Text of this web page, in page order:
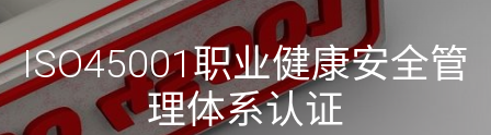
ISO45001职业健康安全管
理体系认证